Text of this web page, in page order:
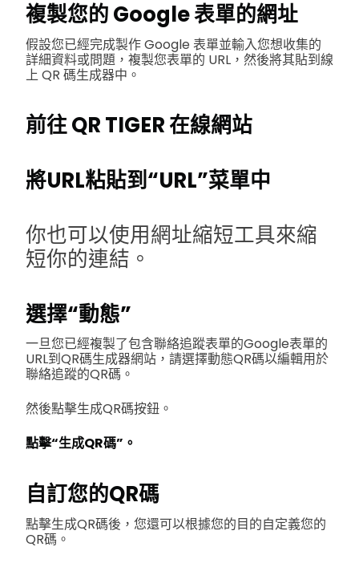
複製您的 Google 表單的網址
假設您已經完成製作 Google 表單並輸入您想收集的
詳細資料或問題，複製您表單的 URL，然後將其貼到線
上 QR 碼生成器中。
前往 QR TIGER 在線網站
將URL粘貼到“URL”菜單中
你也可以使用網址縮短工具來縮
短你的連結。
選擇“動態”
一旦您已經複製了包含聯絡追蹤表單的Google表單的
URL到QR碼生成器網站，請選擇動態QR碼以編輯用於
聯絡追蹤的QR碼。
然後點擊生成QR碼按鈕。
點擊“生成QR碼”。
自訂您的QR碼
點擊生成QR碼後，您還可以根據您的目的自定義您的
QR碼。